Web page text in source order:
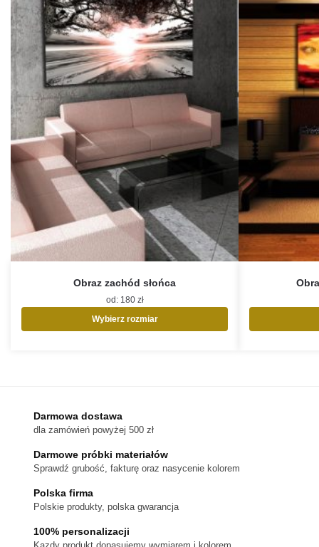
Obraz zachód słońca
od: 180 zł
Wybierz rozmiar
wybrać
stronie
produktu
Darmowa dostawa
dla zamówień powyżej 500 zł
Darmowe próbki materiałów
Sprawdź grubość, fakturę oraz nasycenie kolorem
Polska firma
Polskie produkty, polska gwarancja
100% personalizacji